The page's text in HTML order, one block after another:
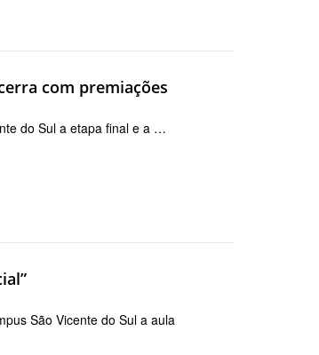
com premiações
do Sul a etapa final e a …
São Vicente do Sul a aula